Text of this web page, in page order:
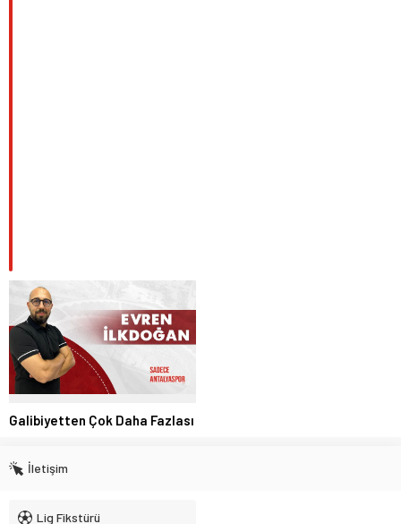
Galibiyetten Çok Daha Fazlası
İletişim
Lig Fikstürü